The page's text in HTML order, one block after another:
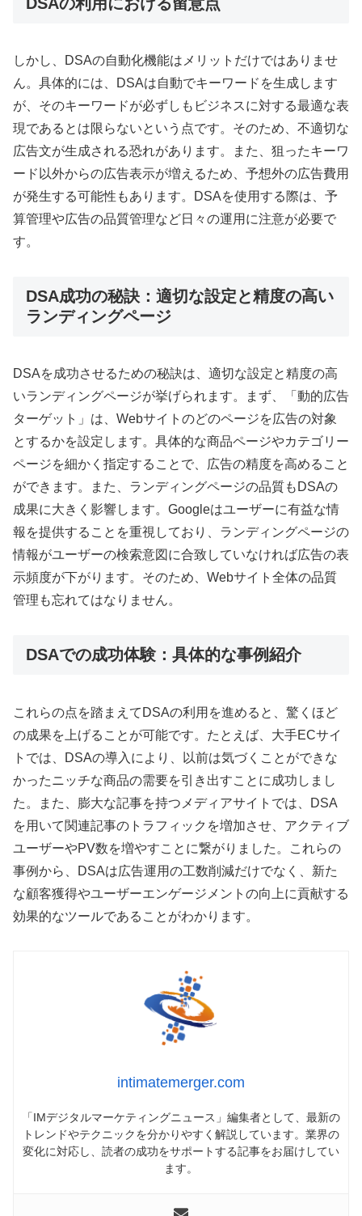
しかし、DSAの自動化機能はメリットだけではありませ
ん。具体的には、DSAは自動でキーワードを生成します
が、そのキーワードが必ずしもビジネスに対する最適な表
現であるとは限らないという点です。そのため、不適切な
広告文が生成される恐れがあります。また、狙ったキーワ
ード以外からの広告表示が増えるため、予想外の広告費用
が発生する可能性もあります。DSAを使用する際は、予
算管理や広告の品質管理など日々の運用に注意が必要で
す。
DSA成功の秘訣：適切な設定と精度の高い
ランディングページ
DSAを成功させるための秘訣は、適切な設定と精度の高
いランディングページが挙げられます。まず、「動的広告
ターゲット」は、Webサイトのどのページを広告の対象
とするかを設定します。具体的な商品ページやカテゴリー
ページを細かく指定することで、広告の精度を高めること
ができます。また、ランディングページの品質もDSAの
成果に大きく影響します。Googleはユーザーに有益な情
報を提供することを重視しており、ランディングページの
情報がユーザーの検索意図に合致していなければ広告の表
示頻度が下がります。そのため、Webサイト全体の品質
管理も忘れてはなりません。
DSAでの成功体験：具体的な事例紹介
これらの点を踏まえてDSAの利用を進めると、驚くほど
の成果を上げることが可能です。たとえば、大手ECサイ
トでは、DSAの導入により、以前は気づくことができな
かったニッチな商品の需要を引き出すことに成功しまし
た。また、膨大な記事を持つメディアサイトでは、DSA
を用いて関連記事のトラフィックを増加させ、アクティブ
ユーザーやPV数を増やすことに繋がりました。これらの
事例から、DSAは広告運用の工数削減だけでなく、新た
な顧客獲得やユーザーエンゲージメントの向上に貢献する
効果的なツールであることがわかります。
intimatemerger.com
「IMデジタルマーケティングニュース」編集者として、最新の
トレンドやテクニックを分かりやすく解説しています。業界の
変化に対応し、読者の成功をサポートする記事をお届けしてい
ます。